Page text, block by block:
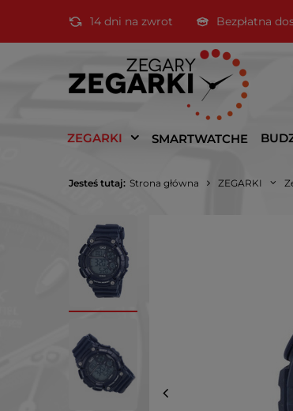
14 dni na zwrot Bezpłatna
ZEGARKI SMARTWATCHE
Jesteś tutaj: Strona główna ZEGARKI